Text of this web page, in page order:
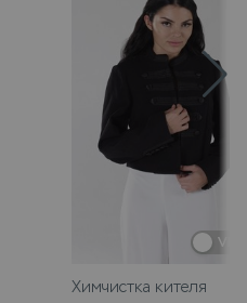
VIP
Химчистка кителя